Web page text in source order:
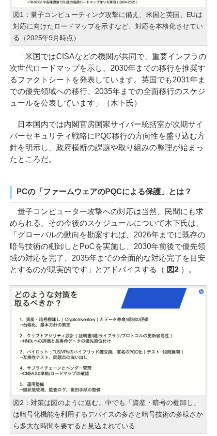
図1：量子コンピューティング攻撃に備え、米国と英国、EUは
対応に向けたロードマップを示すなど、対応を本格化させてい
る（2025年9月時点）
「米国ではCISAなどの機関が共同で、重要インフラの
次世代ロードマップを示し、2030年までの移行を推奨す
るファクトシートを発表しています。英国でも2031年ま
での優先領域への移行、2035年までの全面移行のスケジ
ュールを公表しています」（木下氏）
日本国内では内閣官房国家サイバー統括室が次期サイ
バーセキュリティ戦略にPQC移行の方向性を盛り込む方
針を明示し、政府横断の課題や取り組みの整理が始まっ
たところだ。
PCの「ファームウェアのPQCによる保護」とは？
量子コンピューター攻撃への対応は当然、民間にも求
められる。その今後のスケジュールについて木下氏は、
「グローバルの動向を勘案すれば、2026年までに既存の
暗号技術の棚卸しとPoCを実施し、2030年前後で優先領
域の対応を完了、2035年までの全面的な対応完了を目安
とするのが現実的です」とアドバイスする（ 図2 ）。
図2：対策は図のように進む。中でも「資産・暗号の棚卸し」
は暗号化機能を利用するデバイスの多さと暗号技術の多様さか
ら多大な時間を要すると見込まれている